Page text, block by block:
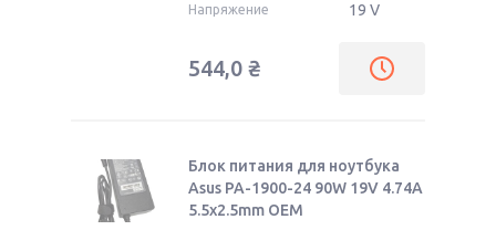
Напряжение 19 V
544,0 ₴
Блок питания для ноутбука
Asus PA-1900-24 90W 19V 4.74A
5.5x2.5mm OEM